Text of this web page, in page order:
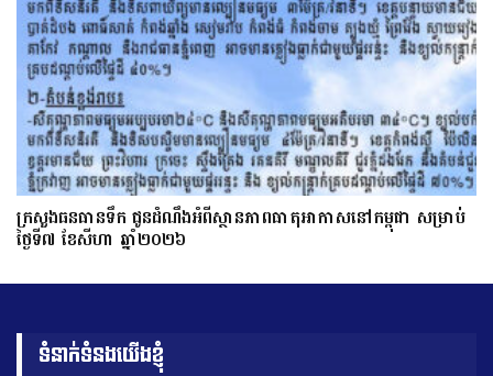
ក្រសួងធនធានទឹក ជូនដំណឹងអំពីស្ថានភាពធាតុអាកាសនៅកម្ពុជា សម្រាប់
ថ្ងៃទី៧ ខែសីហា ឆ្នាំ២០២៦
ទំនាក់ទំនងយើងខ្ញុំ